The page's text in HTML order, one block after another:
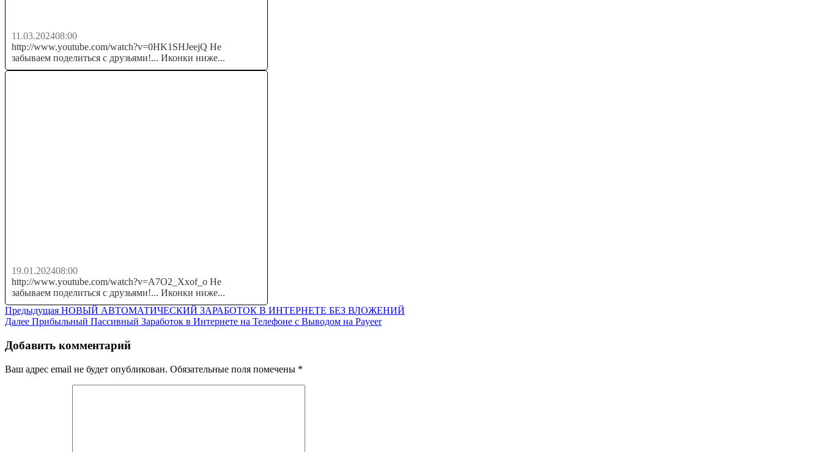
11.03.202408:00
http://www.youtube.com/watch?v=0HK1SHJeejQ Не
забываем поделиться с друзьями!... Иконки ниже...
19.01.202408:00
http://www.youtube.com/watch?v=A7O2_Xxof_o Не
забываем поделиться с друзьями!... Иконки ниже...
Навигация
по
записям
Предыдущая Предыдущая
запись:
НОВЫЙ АВТОМАТИЧЕСКИЙ ЗАРАБОТОК В ИНТЕРНЕТЕ БЕЗ ВЛОЖЕНИЙ
Далее Следующая
Прибыльный Пассивный Заработок в Интернете на Телефоне с Выводом на Payeer
Добавить комментарий
Ваш адрес email не будет опубликован. Обязательные поля помечены *